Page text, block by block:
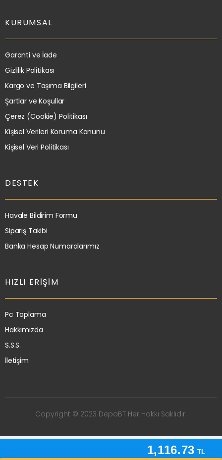
1,116.73 TL
KURUMSAL
Garanti ve İade
Gizlilik Politikası
Kargo ve Taşıma Bilgileri
Şartlar ve Koşullar
Çerez (Cookie) Politikası
Kişisel Verileri Koruma Kanunu
Kişisel Veri Politikası
DESTEK
Havale Bildirim Formu
Sipariş Takibi
Banka Hesap Numaralarımız
HIZLI ERIŞIM
Pc Toplama
Hakkımızda
S.S.S.
İletişim
Copyright © 2023 DepoBT Her Hakkı Saklıdır.